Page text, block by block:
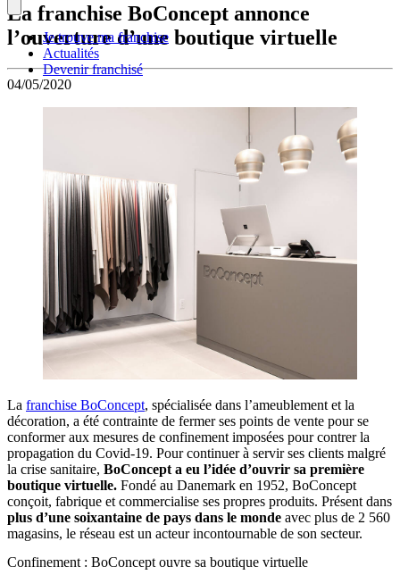
Je trouve ma franchise
Actualités
Devenir franchisé
La franchise BoConcept annonce
l’ouverture d’une boutique virtuelle
04/05/2020
La franchise BoConcept, spécialisée dans l’ameublement et la
décoration, a été contrainte de fermer ses points de vente pour se
conformer aux mesures de confinement imposées pour contrer la
propagation du Covid-19. Pour continuer à servir ses clients malgré
la crise sanitaire, BoConcept a eu l’idée d’ouvrir sa première
boutique virtuelle. Fondé au Danemark en 1952, BoConcept
conçoit, fabrique et commercialise ses propres produits. Présent dans
plus d’une soixantaine de pays dans le monde avec plus de 2 560
magasins, le réseau est un acteur incontournable de son secteur.
Confinement : BoConcept ouvre sa boutique virtuelle